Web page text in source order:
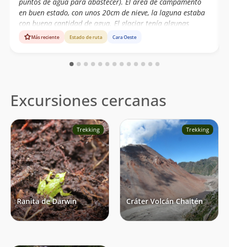
puntos de agua para abastecer). El área de campamento
en buen estado, con unos 20cm de nieve, la laguna estaba
con buena cantidad de agua. El glaciar tenía algunas
grietas bastante grandes pero a la vista, los puentes de
nieve bastantes firmes; buena nieve en general con algunos
de placa desde unos 20 mts por debajo de la cumbre.
Más reciente Estado de ruta Cara Oeste
Excursiones cercanas
Trekking
Ranita de Darwin
Trekking
Cráter Volcán Chaitén